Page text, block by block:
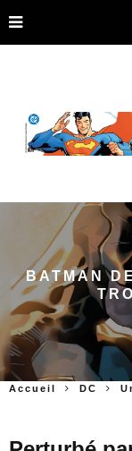
BATMAN
Accueil DC